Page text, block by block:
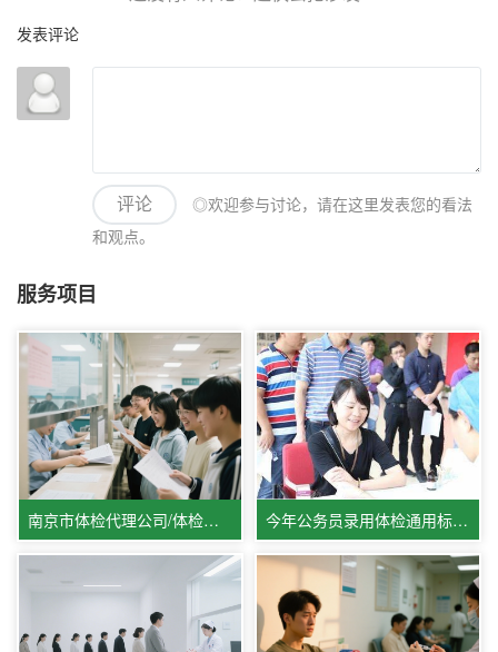
发表评论
评论
◎欢迎参与讨论，请在这里发表您的看法
和观点。
服务项目
南京市体检代理公司/体检报告解读 今年公务员录用体检通用标准,公务员体检答疑排忧解难